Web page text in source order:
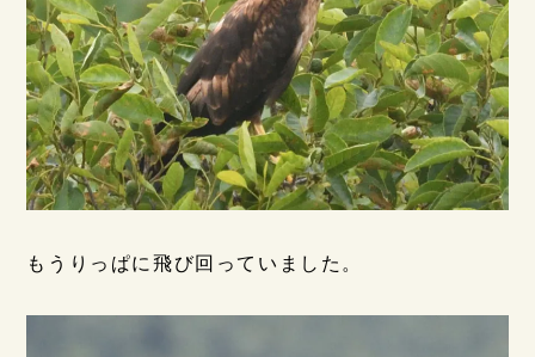
もうりっぱに飛び回っていました。